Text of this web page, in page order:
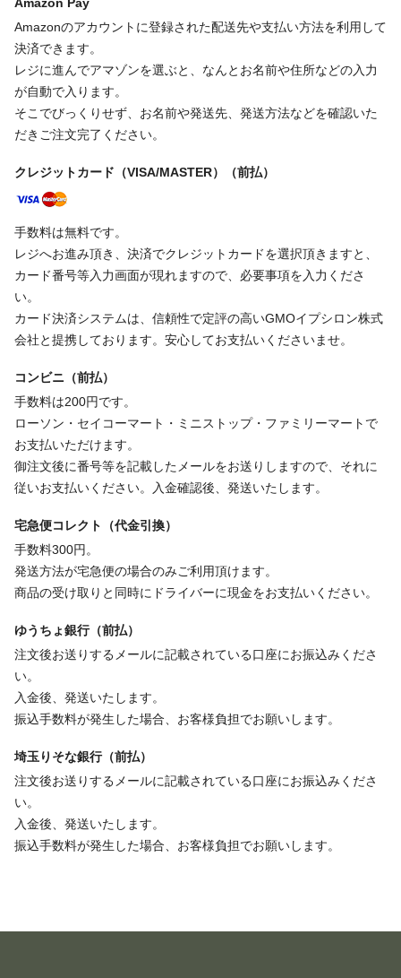
Amazon Pay
Amazonのアカウントに登録された配送先や支払い方法を利用して
決済できます。
レジに進んでアマゾンを選ぶと、なんとお名前や住所などの入力
が自動で入ります。
そこでびっくりせず、お名前や発送先、発送方法などを確認いた
だきご注文完了ください。
クレジットカード（VISA/MASTER）（前払）
手数料は無料です。
レジへお進み頂き、決済でクレジットカードを選択頂きますと、
カード番号等入力画面が現れますので、必要事項を入力くださ
い。
カード決済システムは、信頼性で定評の高いGMOイプシロン株式
会社と提携しております。安心してお支払いくださいませ。
コンビニ（前払）
手数料は200円です。
ローソン・セイコーマート・ミニストップ・ファミリーマートで
お支払いただけます。
御注文後に番号等を記載したメールをお送りしますので、それに
従いお支払いください。入金確認後、発送いたします。
宅急便コレクト（代金引換）
手数料300円。
発送方法が宅急便の場合のみご利用頂けます。
商品の受け取りと同時にドライバーに現金をお支払いください。
ゆうちょ銀行（前払）
注文後お送りするメールに記載されている口座にお振込みくださ
い。
入金後、発送いたします。
振込手数料が発生した場合、お客様負担でお願いします。
埼玉りそな銀行（前払）
注文後お送りするメールに記載されている口座にお振込みくださ
い。
入金後、発送いたします。
振込手数料が発生した場合、お客様負担でお願いします。